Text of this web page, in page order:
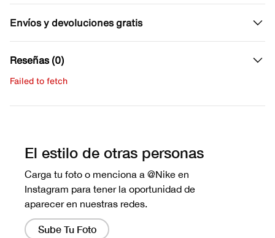
Envíos y devoluciones gratis
Reseñas (0)
Failed to fetch